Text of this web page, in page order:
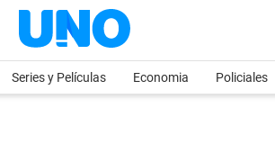
Series y Películas Economia Policiales